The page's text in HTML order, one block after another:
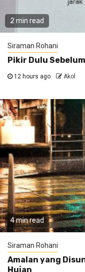
2 min read
Siraman Rohani
Pikir Dulu
12 hours ago Akol
4 min read
Siraman Rohani
Amalan yang
Hujan